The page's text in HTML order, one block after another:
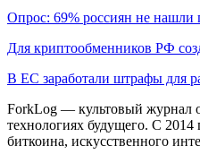
Опрос: 69% россиян не
Для криптообменников РФ
В ЕС заработали штрафы для
ForkLog — культовый журнал
технологиях будущего. С 2014
биткоина, искусственного